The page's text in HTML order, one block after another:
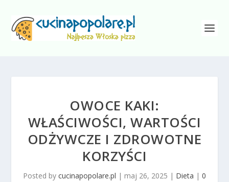
OWOCE KAKI:
WŁAŚCIWOŚCI, WARTOŚCI
ODŻYWCZE I ZDROWOTNE
KORZYŚCI
Posted by cucinapopolare.pl | maj 26, 2025 | Dieta | 0